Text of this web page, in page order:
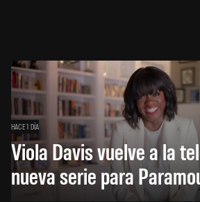
HACE 1 DÍA
Viola Davis vuelve a la
nueva serie para